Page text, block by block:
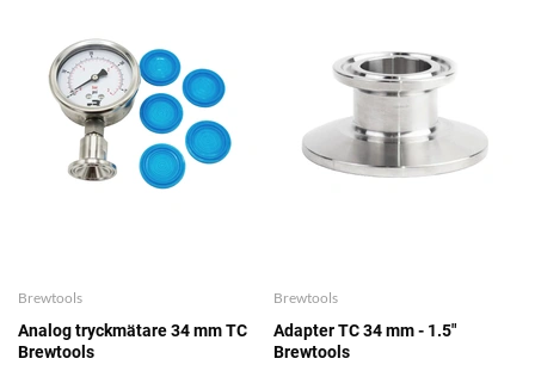
Brewtools
Analog tryckmätare 34 mm TC
Brewtools
Brewtools
Adapter TC 34 mm - 1.5"
Brewtools